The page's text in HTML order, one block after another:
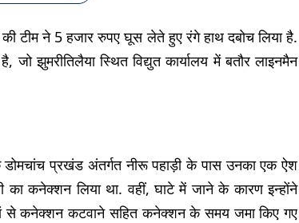
की टीम ने 5 हजार रुपए घूस लेते हुए रंगे हाथ दबोच लिया है.
झुमरीतिलैया स्थित विद्युत कार्यालय में बतौर लाइनमैन
डोमचांच प्रखंड अंतर्गत नीरू पहाड़ी के पास उनका एक ऐश
का कनेक्शन लिया था. वहीं, घाटे में जाने के कारण इन्होंने
से कनेक्शन कटवाने सहित कनेक्शन के समय जमा किए गए